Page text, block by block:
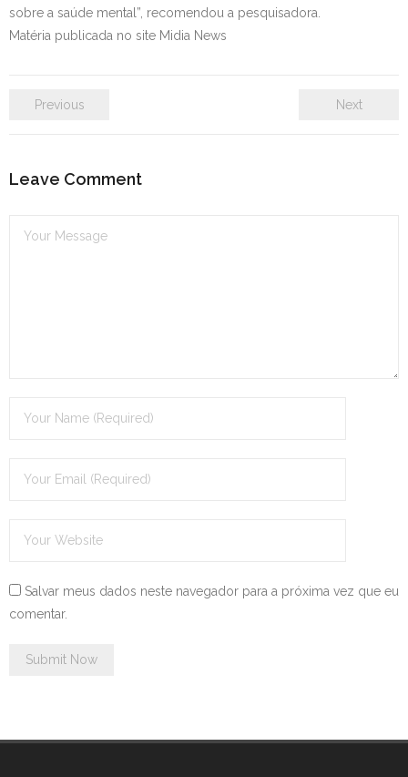
sobre a saúde mental”, recomendou a pesquisadora.
Matéria publicada no site Midia News
Previous Next
Leave Comment
Salvar meus dados neste navegador para a próxima vez que eu
comentar.